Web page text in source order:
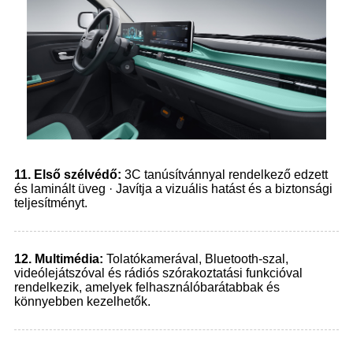
11. Első szélvédő: 3C tanúsítvánnyal rendelkező edzett
és laminált üveg · Javítja a vizuális hatást és a biztonsági
teljesítményt.
12. Multimédia: Tolatókamerával, Bluetooth-szal,
videólejátszóval és rádiós szórakoztatási funkcióval
rendelkezik, amelyek felhasználóbarátabbak és
könnyebben kezelhetők.